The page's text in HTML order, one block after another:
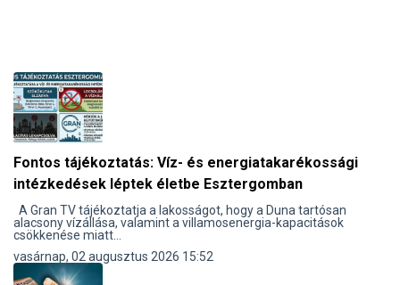
Fontos tájékoztatás: Víz- és energiatakarékossági
intézkedések léptek életbe Esztergomban
A Gran TV tájékoztatja a lakosságot, hogy a Duna tartósan
alacsony vízállása, valamint a villamosenergia-kapacitások
csökkenése miatt...
vasárnap, 02 augusztus 2026 15:52